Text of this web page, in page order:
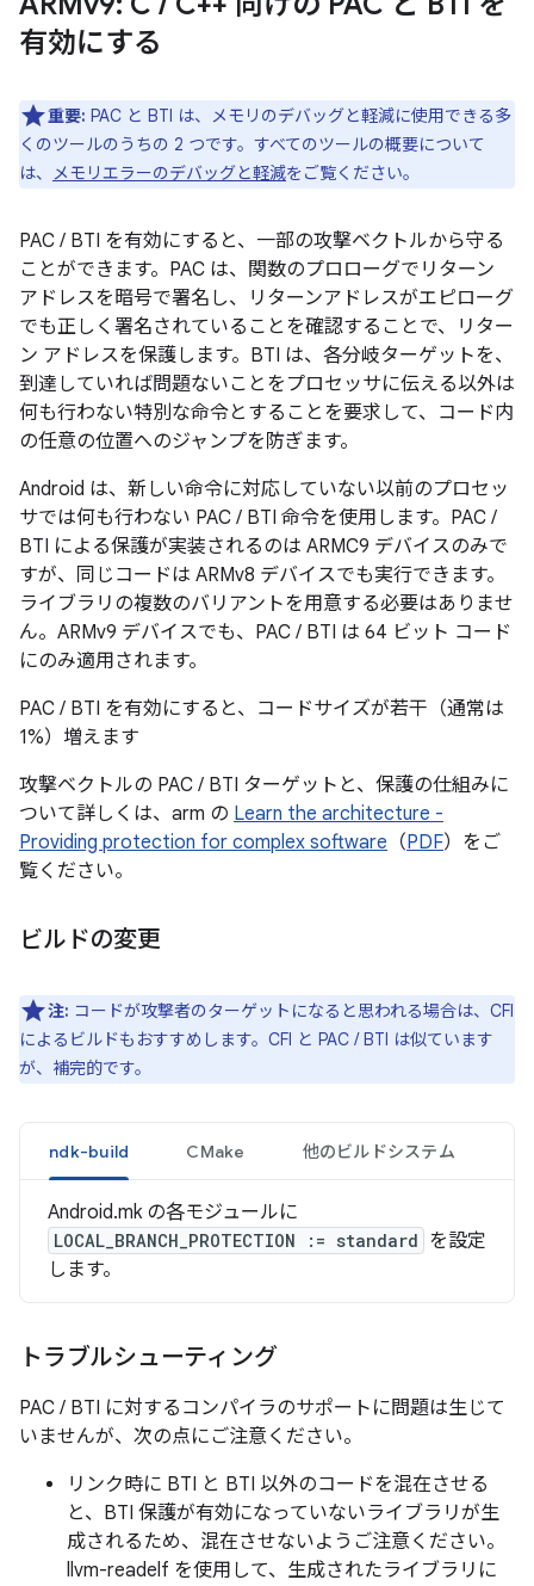
有効にする
重要: PAC と BTI は、メモリのデバッグと軽減に使用できる多
くのツールのうちの 2 つです。すべてのツールの概要について
は、
メモリエラーのデバッグと軽減をご覧ください。
PAC / BTI を有効にすると、一部の攻撃ベクトルから守る
ことができます。PAC は、関数のプロローグでリターン
アドレスを暗号で署名し、リターンアドレスがエピローグ
でも正しく署名されていることを確認することで、リター
ン アドレスを保護します。BTI は、各分岐ターゲットを、
到達していれば問題ないことをプロセッサに伝える以外は
何も行わない特別な命令とすることを要求して、コード内
の任意の位置へのジャンプを防ぎます。
Android は、新しい命令に対応していない以前のプロセッ
サでは何も行わない PAC / BTI 命令を使用します。PAC /
BTI による保護が実装されるのは ARMC9 デバイスのみで
すが、同じコードは ARMv8 デバイスでも実行できます。
ライブラリの複数のバリアントを用意する必要はありませ
ん。ARMv9 デバイスでも、PAC / BTI は 64 ビット コード
にのみ適用されます。
PAC / BTI を有効にすると、コードサイズが若干（通常は
1%）増えます
攻撃ベクトルの PAC / BTI ターゲットと、保護の仕組みに
ついて詳しくは、arm の Learn the architecture -
Providing protection for complex software （PDF）をご
覧ください。
ビルドの変更
注: コードが攻撃者のターゲットになると思われる場合は、CFI
によるビルドもおすすめします。CFI と PAC / BTI は似ています
が、補完的です。
ndk-build CMake 他のビルドシステム
Android.mk の各モジュールに
LOCAL_BRANCH_PROTECTION := standard を設定
します。
トラブルシューティング
PAC / BTI に対するコンパイラのサポートに問題は生じて
いませんが、次の点にご注意ください。
リンク時に BTI と BTI 以外のコードを混在させる
と、BTI 保護が有効になっていないライブラリが生
成されるため、混在させないようご注意ください。
llvm-readelf を使用して、生成されたライブラリに